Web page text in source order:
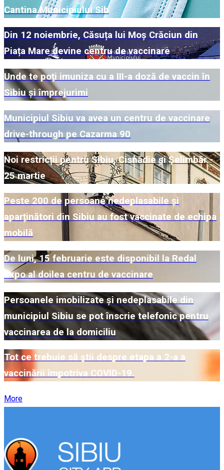
Cantina Municipiului Sib
Din 12 noiembrie, Căsuța lui Moș Crăciun din
Piața Mare devine centru de vaccinare
Unde te poți imuniza cu a III-a doză de vaccin în
Sibiu și împrejurimi
Municipiul Sibiu va avea un centru de vaccinare
drive-through pe Cazarma 90
Noi restricții pentru Sibiu, Cisnădie și Șelimbăr -
25 martie
Peste 200 de persoane nedeplasabile și
aparținători din Sibiu au fost vaccinate de echipa
mobilă
De luni, 15 februarie este disponibil la Redal
Expo al doilea centru de vaccinare
Persoanele imobilizate și nedeplasabile din
municipiul Sibiu se pot înscrie telefonic pentru
vaccinarea de la domiciliu
Tot ce trebuie să știi despre etapa a 2-a a
vaccinării împotriva COVID-19.
More